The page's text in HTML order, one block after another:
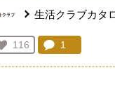
生活クラブカタ
お気に入り登録：
116
人が登録
コメント：
1